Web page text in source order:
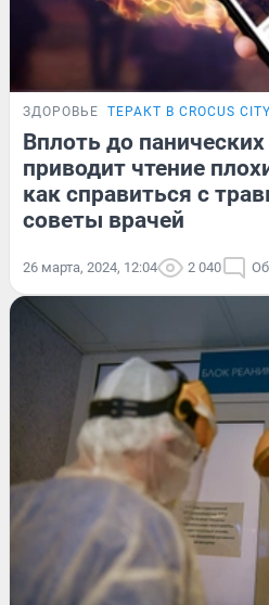
ЗДОРОВЬЕ ТЕРАКТ В CROCUS
Вплоть до
приводит чтение
как справиться с
советы врачей
26 марта, 2024, 12:04 2 040